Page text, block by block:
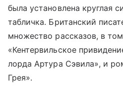
была установлена круглая
табличка. Британский
множество рассказов, в
«Кентервильское
лорда Артура Сэвила», и
Грея».